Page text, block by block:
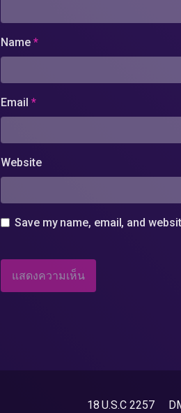
Name *
Email *
Website
Save my name, email, and
18 U.S.C 2257